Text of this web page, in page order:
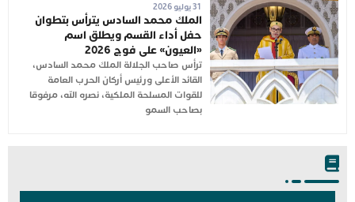
31 يوليو 2026
الملك محمد السادس يترأس بتطوان
حفل أداء القسم ويطلق اسم
«العيون» على فوج 2026
ترأس صاحب الجلالة الملك محمد السادس،
القائد الأعلى ورئيس أركان الحرب العامة
للقوات المسلحة الملكية، نصره الله، مرفوقا
بصاحب السمو